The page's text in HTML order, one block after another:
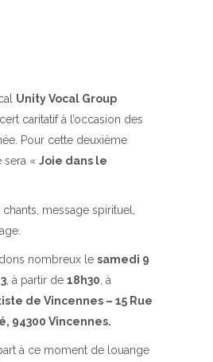
Unity Vocal Group
caritatif à l’occasion des
Pour cette deuxième
sera « Joie dans le
message spirituel,
nombreux le samedi 9
, à partir de 18h30 , à
de Vincennes – 15 Rue
94300 Vincennes.
à ce moment de louange